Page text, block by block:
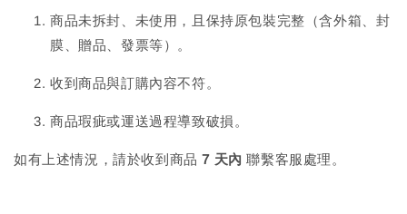
商品未拆封、未使用，且保持原包裝完整（含外箱、封
膜、贈品、發票等）。
收到商品與訂購內容不符。
商品瑕疵或運送過程導致破損。
如有上述情況，請於收到商品7 天內 聯繫客服處理。